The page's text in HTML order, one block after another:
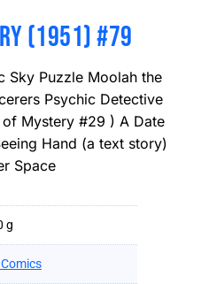
(1951) #79
Sky Puzzle Moolah the
Psychic Detective
Mystery #29 ) A Date
Hand (a text story)
Space
g
Comics